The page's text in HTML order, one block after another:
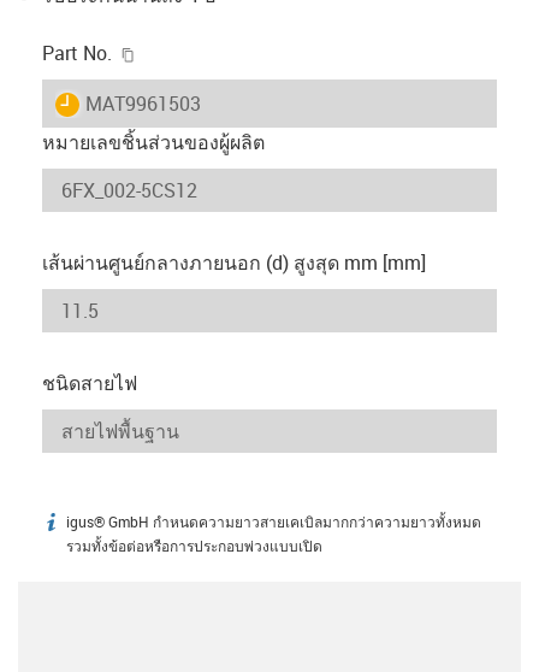
Part No.
igus-icon-lieferzeit
MAT9961503
หมายเลขชิ้นส่วนของผู้ผลิต
เส้นผ่านศูนย์กลางภายนอก (d) สูงสุด mm [mm]
ชนิดสายไฟ
igus-icon-info
igus® GmbH กำหนดความยาวสายเคเบิลมากกว่าความยาวทั้งหมด
รวมทั้งข้อต่อหรือการประกอบพ่วงแบบเปิด